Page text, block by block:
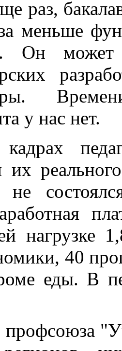
раз,
меньше
Он
у нас нет.
не
нагрузке
40
еды. В